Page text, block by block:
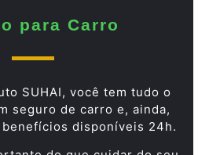
para Carro
SUHAI, você tem tudo o
seguro de carro e, ainda,
disponíveis 24h.